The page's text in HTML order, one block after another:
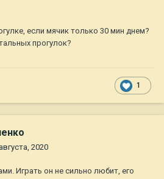
если мячик только 30 мин днем?
прогулок?
1
2020
Играть он не сильно любит, его